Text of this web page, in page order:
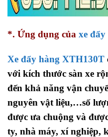
*. Ứng dụng của xe
Xe đẩy hàng XTH130T
với kích thước sàn xe
đến khả năng vận
nguyên vật liệu,…số
được ưa chuộng và
ty, nhà máy, xí nghiệp,